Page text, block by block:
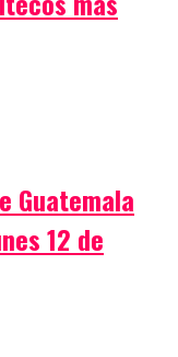
Guatemala
12 de